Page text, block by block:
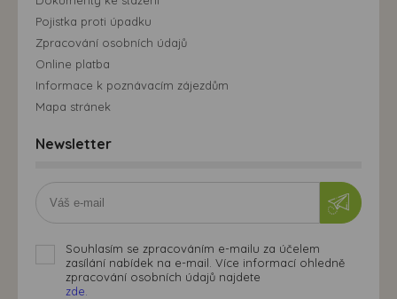
Pojistka proti úpadku
Zpracování osobních údajů
Online platba
Informace k poznávacím zájezdům
Mapa stránek
Newsletter
Souhlasím se zpracováním e-mailu za účelem
zasílání nabídek na e-mail. Více informací ohledně
zpracování osobních údajů najdete
zde.